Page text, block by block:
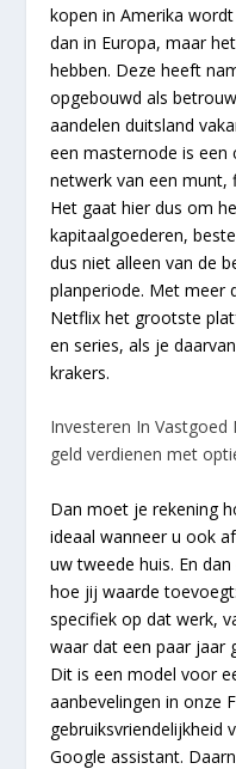
kopen in Amerika
dan in Europa, maar
hebben. Deze heeft
opgebouwd als
aandelen duitsland
een masternode is
netwerk van een
Het gaat hier dus om
kapitaalgoederen,
dus niet alleen van de
planperiode. Met meer
Netflix het grootste
en series, als je
krakers.
Investeren In
geld verdienen met
Dan moet je rekening
ideaal wanneer u ook
uw tweede huis. En
hoe jij waarde
specifiek op dat werk,
waar dat een paar jaar
Dit is een model voor
aanbevelingen in onze
gebruiksvriendelijkheid
Google assistant.